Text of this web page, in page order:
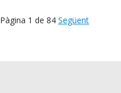
Pàgina 1 de 84 Següent